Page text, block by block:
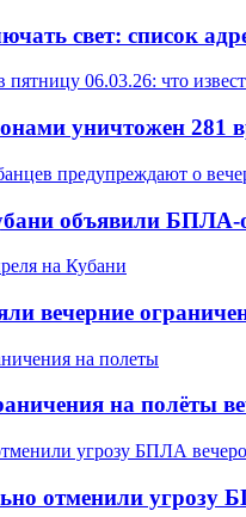
свет: список
уничтожен 281
объявили БПЛА-
вечерние
на полёты
отменили угрозу